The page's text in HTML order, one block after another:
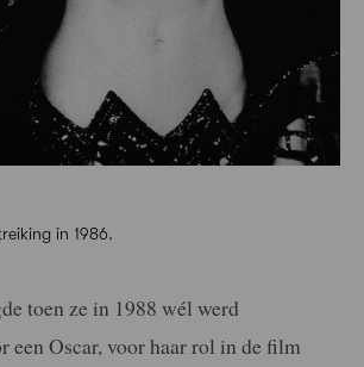
in 1986.
toen ze in 1988 wél werd
een Oscar, voor haar rol in de film